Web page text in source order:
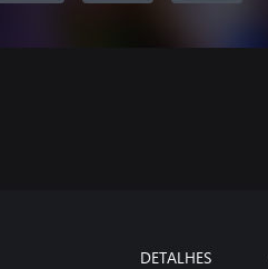
DETALHES